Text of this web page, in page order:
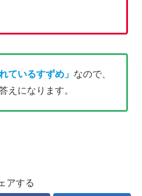
ているすずめ」 なので、
えになります。
アする